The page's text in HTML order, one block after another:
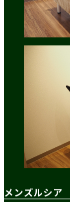
メンズルシア